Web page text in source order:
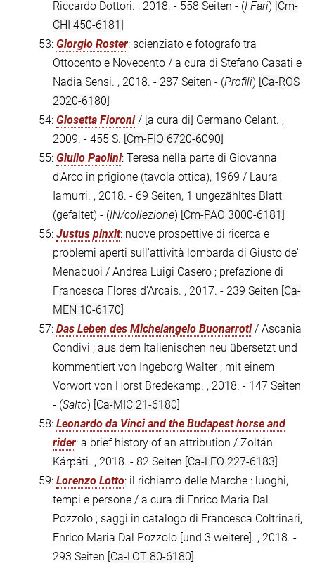
Riccardo Dottori. , 2018. - 558 Seiten - (I Fari) [Cm-
CHI 450-6181]
53: Giorgio Roster: scienziato e fotografo tra
Ottocento e Novecento / a cura di Stefano Casati e
Nadia Sensi. , 2018. - 287 Seiten - (Profili) [Ca-ROS
2020-6180]
54: Giosetta Fioroni/ [a cura di] Germano Celant. ,
2009. - 455 S. [Cm-FIO 6720-6090]
55: Giulio Paolini: Teresa nella parte di Giovanna
d'Arco in prigione (tavola ottica), 1969 / Laura
Iamurri. , 2018. - 69 Seiten, 1 ungezähltes Blatt
(gefaltet) - (IN/collezione) [Cm-PAO 3000-6181]
56: Justus pinxit: nuove prospettive di ricerca e
problemi aperti sull'attività lombarda di Giusto de'
Menabuoi / Andrea Luigi Casero ; prefazione di
Francesca Flores d'Arcais. , 2017. - 239 Seiten [Ca-
MEN 10-6170]
57: Das Leben des Michelangelo Buonarroti/ Ascania
Condivi ; aus dem Italienischen neu übersetzt und
kommentiert von Ingeborg Walter ; mit einem
Vorwort von Horst Bredekamp. , 2018. - 147 Seiten
- (Salto) [Ca-MIC 21-6180]
58: Leonardo da Vinci and the Budapest horse and
rider: a brief history of an attribution / Zoltán
Kárpáti. , 2018. - 82 Seiten [Ca-LEO 227-6183]
59: Lorenzo Lotto: il richiamo delle Marche : luoghi,
tempi e persone / a cura di Enrico Maria Dal
Pozzolo ; saggi in catalogo di Francesca Coltrinari,
Enrico Maria Dal Pozzolo [und 3 weitere]. , 2018. -
293 Seiten [Ca-LOT 80-6180]